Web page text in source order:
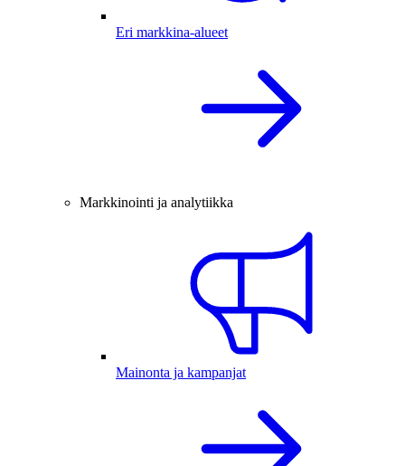
Eri markkina-alueet
Markkinointi ja analytiikka
Mainonta ja kampanjat